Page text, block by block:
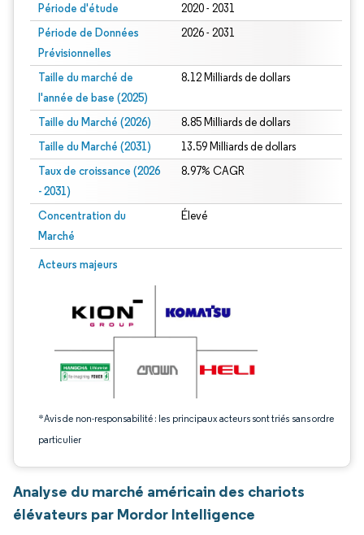
Période d'étude 2020 - 2031
Période de Données
Prévisionnelles
2026 - 2031
Taille du marché de
l'année de base (2025)
8.12 Milliards de dollars
Taille du Marché (2026) 8.85 Milliards de dollars
Taille du Marché (2031) 13.59 Milliards de dollars
Taux de croissance (2026
- 2031)
8.97% CAGR
Concentration du
Marché
Élevé
Acteurs majeurs
*Avis de non-responsabilité : les principaux acteurs sont triés sans ordre
particulier
Image © Mordor Intelligence. La réutilisation nécessite une attribution sous CC
Analyse du marché américain des chariots
élévateurs par Mordor Intelligence